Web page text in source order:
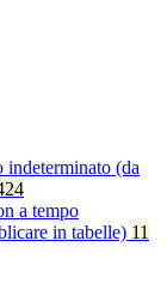
indeterminato (da
a tempo
in tabelle) 11